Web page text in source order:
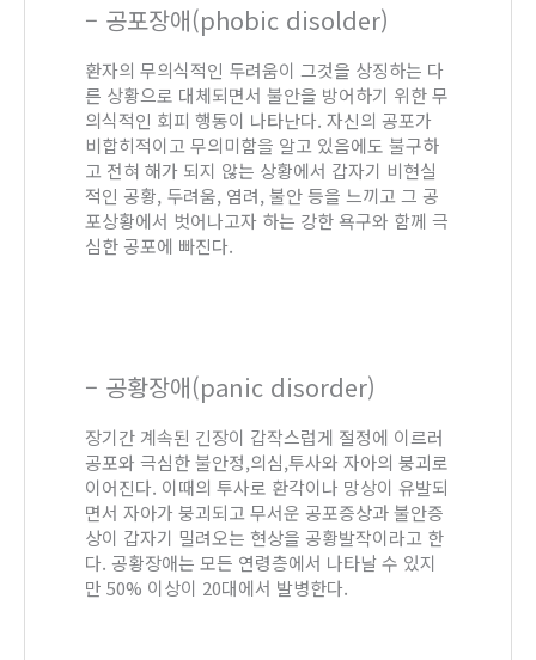
– 공포장애(phobic disolder)
환자의 무의식적인 두려움이 그것을 상징하는 다
른 상황으로 대체되면서 불안을 방어하기 위한 무
의식적인 회피 행동이 나타난다. 자신의 공포가
비합히적이고 무의미함을 알고 있음에도 불구하
고 전혀 해가 되지 않는 상황에서 갑자기 비현실
적인 공황, 두려움, 염려, 불안 등을 느끼고 그 공
포상황에서 벗어나고자 하는 강한 욕구와 함께 극
심한 공포에 빠진다.
– 공황장애(panic disorder)
장기간 계속된 긴장이 갑작스럽게 절정에 이르러
공포와 극심한 불안정,의심,투사와 자아의 붕괴로
이어진다. 이때의 투사로 환각이나 망상이 유발되
면서 자아가 붕괴되고 무서운 공포증상과 불안증
상이 갑자기 밀려오는 현상을 공황발작이라고 한
다. 공황장애는 모든 연령층에서 나타날 수 있지
만 50% 이상이 20대에서 발병한다.